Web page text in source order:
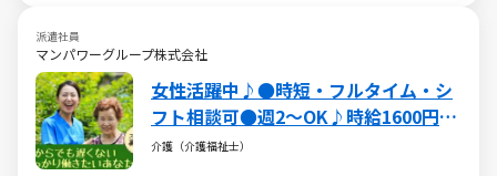
派遣社員
マンパワーグループ株式会社
女性活躍中♪●時短・フルタイム・シ
フト相談可●週2～OK♪時給1600円
【派遣：介護福祉士】
介護（介護福祉士）